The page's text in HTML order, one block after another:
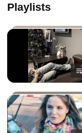
Playlists